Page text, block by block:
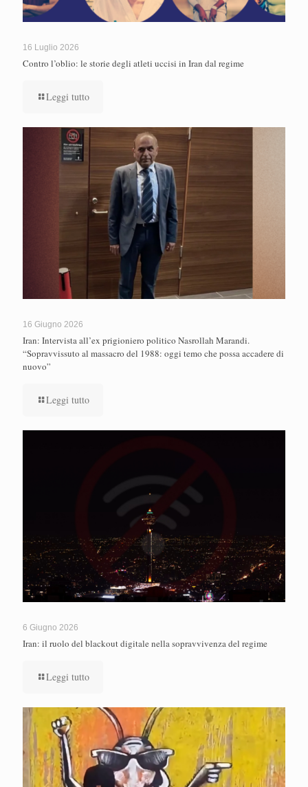
16 Luglio 2026
Contro l’oblio: le storie degli atleti uccisi in Iran dal regime
Leggi tutto
16 Giugno 2026
Iran: Intervista all’ex prigioniero politico Nasrollah Marandi.
“Sopravvissuto al massacro del 1988: oggi temo che possa accadere di
nuovo”
Leggi tutto
6 Giugno 2026
Iran: il ruolo del blackout digitale nella sopravvivenza del regime
Leggi tutto